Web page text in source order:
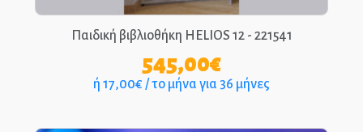
Παιδική βιβλιοθήκη HELIOS 12 - 221541
545,00€
ή 17,00€ / το μήνα για 36 μήνες